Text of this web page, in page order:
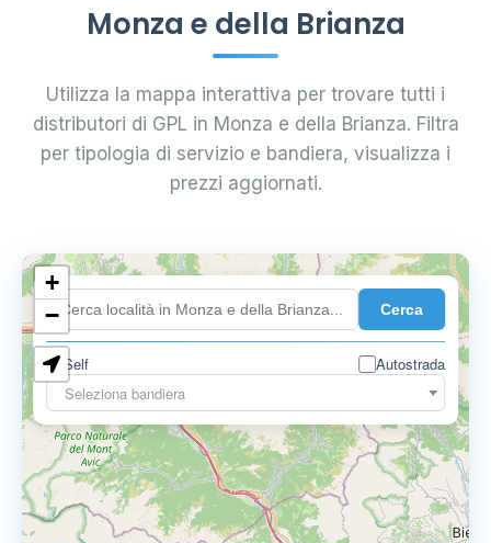
Monza e della Brianza
Utilizza la mappa interattiva per trovare tutti i
distributori di GPL in Monza e della Brianza. Filtra
per tipologia di servizio e bandiera, visualizza i
prezzi aggiornati.
Cerca
Self
Autostrada
Seleziona bandiera
0.899 €
+
−